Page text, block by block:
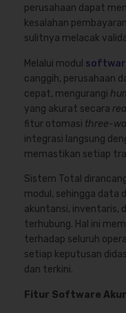
perusahaan dapat
kesalahan
sulitnya melacak
Melalui modul
canggih, perusahaan
cepat, mengurangi
yang akurat secara
fitur otomasi three-
integrasi langsung
memastikan setiap
Sistem Total
modul, sehingga data
akuntansi, inventaris,
terhubung. Hal ini
terhadap seluruh
setiap keputusan
dan terkini.
Fitur Software